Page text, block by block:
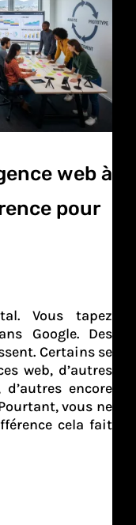
web à
pour
Vous tapez
Google. Des
Certains se
web, d’autres
encore
vous ne
cela fait